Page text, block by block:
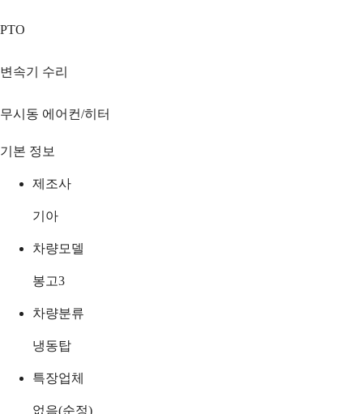
PTO
변속기 수리
무시동 에어컨/히터
기본 정보
제조사
기아
차량모델
봉고3
차량분류
냉동탑
특장업체
없음(순정)